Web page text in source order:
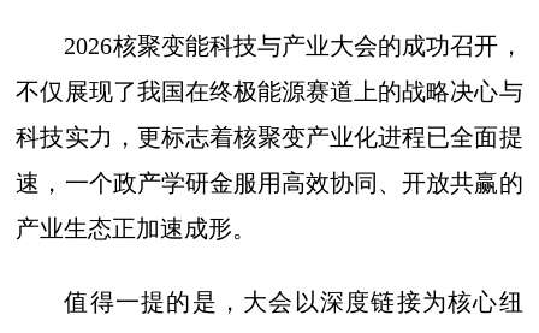
2026核聚变能科技与产业大会的成功召开，
不仅展现了我国在终极能源赛道上的战略决心与
科技实力，更标志着核聚变产业化进程已全面提
速，一个政产学研金服用高效协同、开放共赢的
产业生态正加速成形。
值得一提的是，大会以深度链接为核心纽